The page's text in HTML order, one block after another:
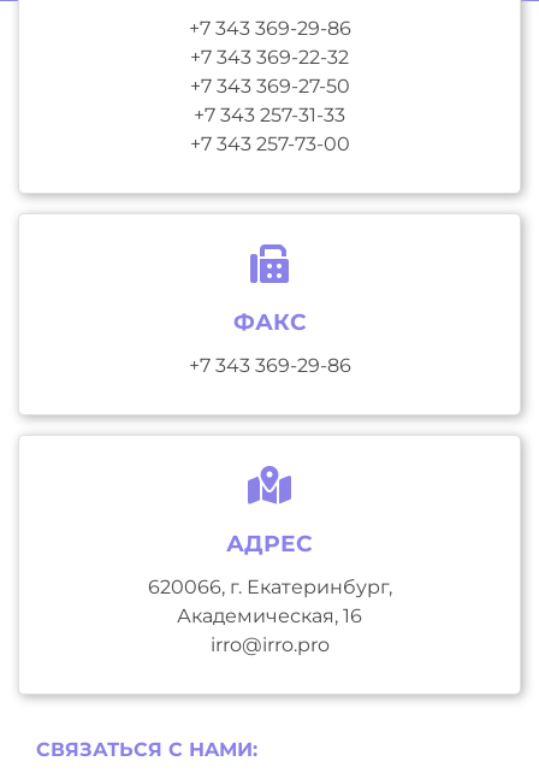
+7 343 369-29-86
+7 343 369-22-32
+7 343 369-27-50
+7 343 257-31-33
+7 343 257-73-00
ФАКС
+7 343 369-29-86
АДРЕС
620066, г. Екатеринбург,
Академическая, 16
irro@irro.pro
СВЯЗАТЬСЯ С НAМИ: